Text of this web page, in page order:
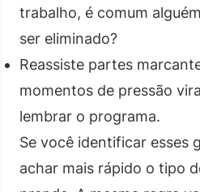
trabalho, é comum
ser eliminado?
Reassiste partes
momentos de pressão
lembrar o programa.
Se você identificar esses
achar mais rápido o tipo